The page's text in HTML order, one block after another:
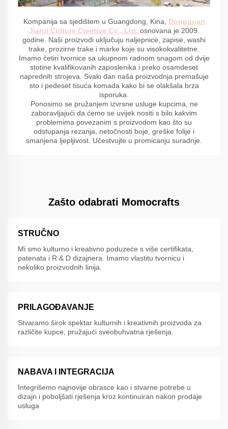
Kompanija sa sjedištem u Guangdong, Kina, Dongguan
Jiarui Culture Creative Co., Ltd. osnovana je 2009.
godine. Naši proizvodi uključuju naljepnice, zapise, washi
trake, prozirne trake i marke koje su visokokvalitetne.
Imamo četiri tvornice sa ukupnom radnom snagom od dvije
stotine kvalifikovanih zaposlenika i preko osamdeset
naprednih strojeva. Svaki dan naša proizvodnja premašuje
sto i pedeset tisuća komada kako bi se olakšala brza
isporuka.
Ponosimo se pružanjem izvrsne usluge kupcima, ne
zaboravljajući da ćemo se uvijek nositi s bilo kakvim
problemima povezanim s proizvodom kao što su
odstupanja rezanja, netočnosti boje, greške folije i
smanjena ljepljivost. Učestvujte u promicanju suradnje.
Zašto odabrati Momocrafts
STRUČNO
Mi smo kulturno i kreativno poduzeće s više certifikata,
patenata i R & D dizajnera. Imamo vlastitu tvornicu i
nekoliko proizvodnih linija.
PRILAGOĐAVANJE
Stvaramo širok spektar kulturnih i kreativnih proizvoda za
različite kupce, pružajući sveobuhvatna rješenja.
NABAVA I INTEGRACIJA
Integrišemo najnovije obrasce kao i stvarne potrebe u
dizajn i poboljšati rješenja kroz kontinuiran nakon prodaje
usluga